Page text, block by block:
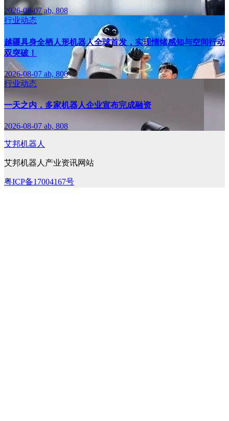
2026-08-07 ab, 808
行业动态
越疆具身全栖人形机器人全球首发，实现情绪感知与空间行动
双突破！
2026-08-07 ab, 808
行业动态
一天之内，多家机器人企业宣布完成融资
2026-08-07 ab, 808
艾邦机器人
艾邦机器人产业资讯网站
粤ICP备17004167号